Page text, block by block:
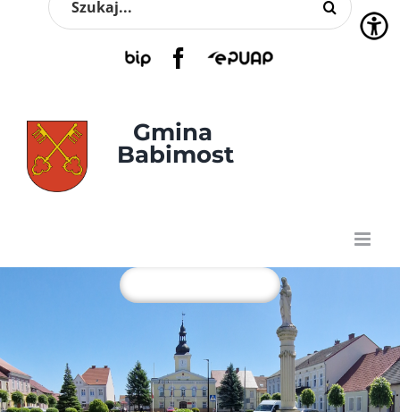
Przejdź
BIP FacebookEPUAP
Gmina
Babimost